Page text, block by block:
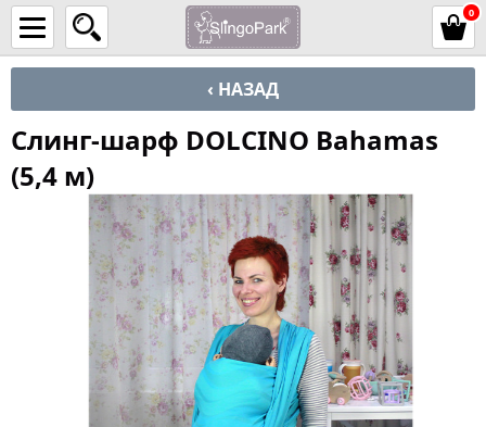
0
‹ НАЗАД
Слинг-шарф DOLCINO Bahamas
(5,4 м)